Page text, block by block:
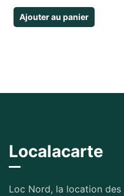
Ajouter au panier
Localacarte
Loc Nord, la location